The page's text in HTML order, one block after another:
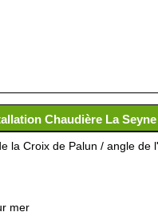
Chaudière La
la Croix de Palun / angle de
mer